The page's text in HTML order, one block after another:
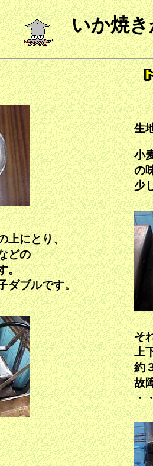
いか焼き
生
小
の
少
上にとり、
どの
。
ダブルです。
そ
上
約
故
・